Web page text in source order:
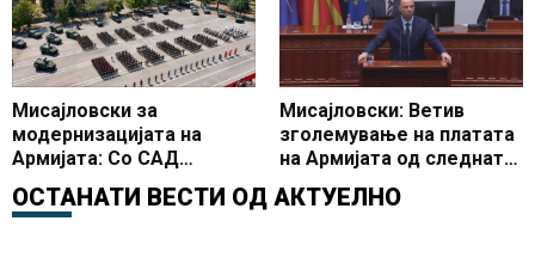
Мисајловски за
модернизацијата на
Армијата: Со САД
околу 339 милиони евра
Мисајловски: Ветив
зголемување на платата
на Армијата од следната
ОСТАНАТИ ВЕСТИ ОД АКТУЕЛНО